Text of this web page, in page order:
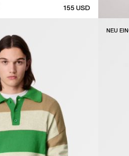
155USD
NEU